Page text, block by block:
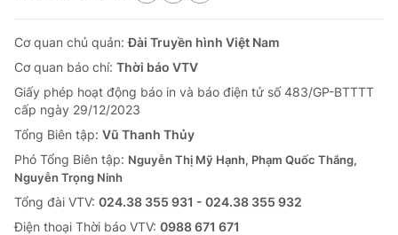
Cơ quan chủ quản:Đài Truyền hình Việt Nam
Cơ quan báo chí: Thời báo VTV
Giấy phép hoạt động báo in và báo điện tử số 483/GP-BTTTT
cấp ngày 29/12/2023
Tổng Biên tập: Vũ Thanh Thủy
Phó Tổng Biên tập: Nguyễn Thị Mỹ Hạnh, Phạm Quốc Thắng,
Nguyễn Trọng Ninh
Tổng đài VTV: 024.38 355 931 - 024.38 355 932
Ðiện thoại Thời báo VTV: 0988 671 671